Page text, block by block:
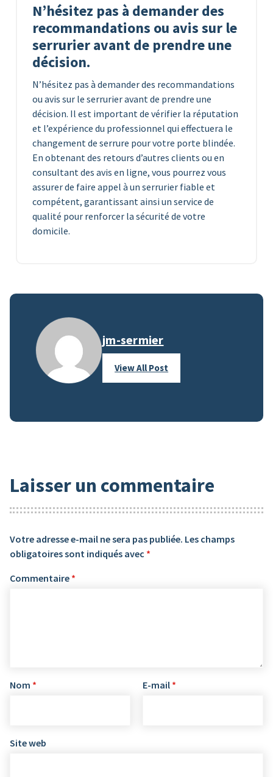
N’hésitez pas à demander des
recommandations ou avis sur le
serrurier avant de prendre une
décision.
N’hésitez pas à demander des recommandations
ou avis sur le serrurier avant de prendre une
décision. Il est important de vérifier la réputation
et l’expérience du professionnel qui effectuera le
changement de serrure pour votre porte blindée.
En obtenant des retours d’autres clients ou en
consultant des avis en ligne, vous pourrez vous
assurer de faire appel à un serrurier fiable et
compétent, garantissant ainsi un service de
qualité pour renforcer la sécurité de votre
domicile.
jm-sermier
View All Post
Laisser un commentaire
Votre adresse e-mail ne sera pas publiée. Les champs
obligatoires sont indiqués avec *
Commentaire *
Nom * E-mail *
Site web